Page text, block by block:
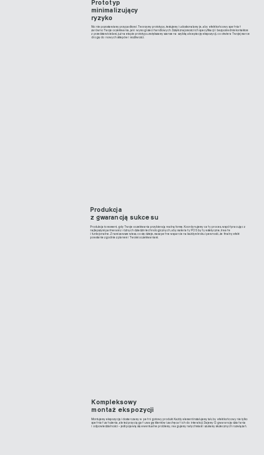
Produkcja
z gwarancją sukcesu
Produkcja to moment, gdy Twoje oczekiwania przybierają realną formę. Koordynujemy cały proces, współpracując z
najlepszymi partnerami z różnych dziedzin technologicznych, aby materiały POS były estetyczne, trwałe
i funkcjonalne. Z nami zawsze wiesz, co się dzieje, masz pełne wsparcie na każdym kroku i pewność, że finalny efekt
powstanie zgodnie z planem i Twoimi oczekiwaniami.
Prototyp
minimalizujący
ryzyko
Nic nie pozostawiamy przypadkowi. Tworzymy prototypy, testujemy i udoskonalamy je, aby efekt końcowy spełniał
zarówno Twoje oczekiwania, jak i wymogi sieci handlowych. Dzięki znajomości ich specyfikacji i bezpośrednim kontaktom
z przedstawicielami, już na etapie prototypu zwiększamy szanse na szybką akceptację ekspozycji, co otwiera Twojej marce
drogę do nowych sklepów i możliwości.
Kompleksowy
montaż ekspozycji
Montujemy ekspozycję i dostarczamy w pełni gotowy produkt. Każdy element instalujemy tak, by efekt końcowy nie tylko
spełniał założenia, ale też przyciągał uwagę klientów i zachęcał ich do interakcji. Dajemy Ci gwarancję działania
i odpowiedzialności – jeśli pojawią się ewentualne problemy, reagujemy natychmiast i szukamy skutecznych rozwiązań.